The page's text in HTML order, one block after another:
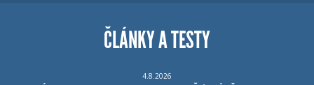
ČLÁNKY A TESTY
4.8.2026